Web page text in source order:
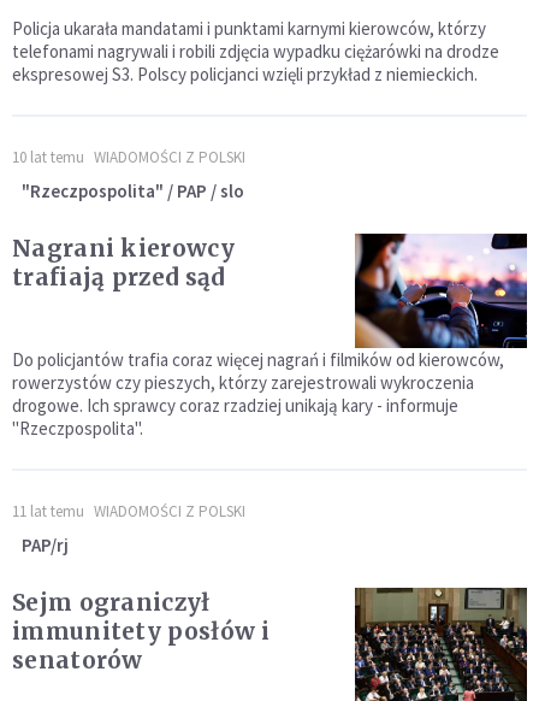
Policja ukarała mandatami i punktami karnymi kierowców, którzy
telefonami nagrywali i robili zdjęcia wypadku ciężarówki na drodze
ekspresowej S3. Polscy policjanci wzięli przykład z niemieckich.
10 lat temu WIADOMOŚCI Z POLSKI
"Rzeczpospolita" / PAP / slo
Nagrani kierowcy
trafiają przed sąd
Do policjantów trafia coraz więcej nagrań i filmików od kierowców,
rowerzystów czy pieszych, którzy zarejestrowali wykroczenia
drogowe. Ich sprawcy coraz rzadziej unikają kary - informuje
"Rzeczpospolita".
11 lat temu WIADOMOŚCI Z POLSKI
PAP/rj
Sejm ograniczył
immunitety posłów i
senatorów